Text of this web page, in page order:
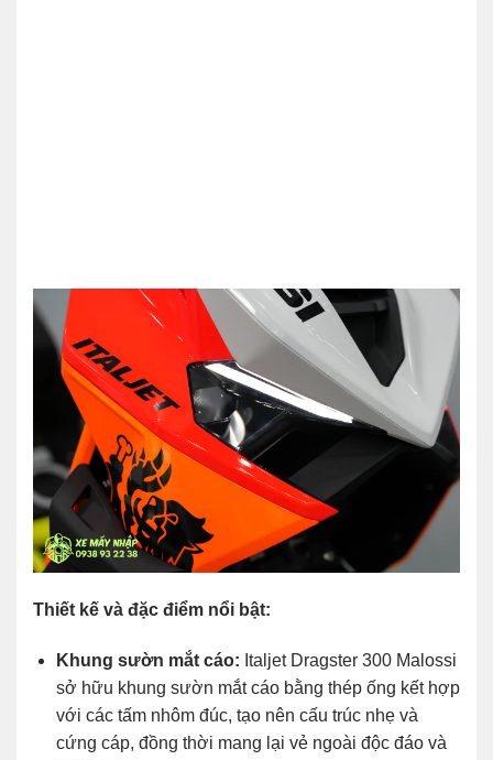
Thiết kế và đặc điểm nổi bật:
Khung sườn mắt cáo: Italjet Dragster 300 Malossi
sở hữu khung sườn mắt cáo bằng thép ống kết hợp
với các tấm nhôm đúc, tạo nên cấu trúc nhẹ và
cứng cáp, đồng thời mang lại vẻ ngoài độc đáo và